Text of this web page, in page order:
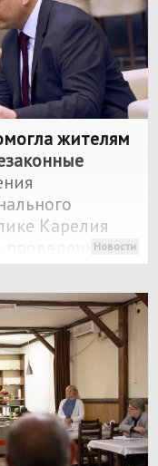
жителям
Карелия
и
Новости